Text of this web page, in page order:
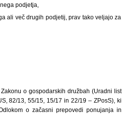
podjetja,
ali več drugih podjetij, prav tako veljajo za
o gospodarskih družbah (Uradni list
82/13, 55/15, 15/17 in 22/19 – ZPosS), ki
o začasni prepovedi ponujanja in